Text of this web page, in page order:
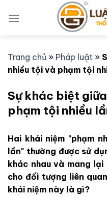
qua
Trang chủ » Pháp luật »
nhiều tội và phạm tội
Sự khác biệt
phạm tội nhiều
Hai khái niệm "phạm
lần" thường được sử
khác nhau và mang
cho đối tượng liên
khái niệm này là gì?